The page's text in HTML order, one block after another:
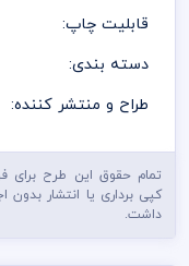
قابلیت چاپ:
دسته بندی:
طراح و منتشر کننده:
کپی برداری یا انتشار بدون
داشت.